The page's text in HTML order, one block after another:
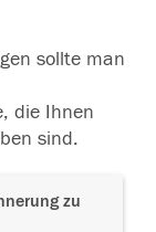
sollte man
die Ihnen
sind.
zu